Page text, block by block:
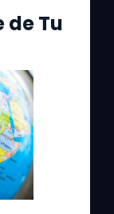
de Tu